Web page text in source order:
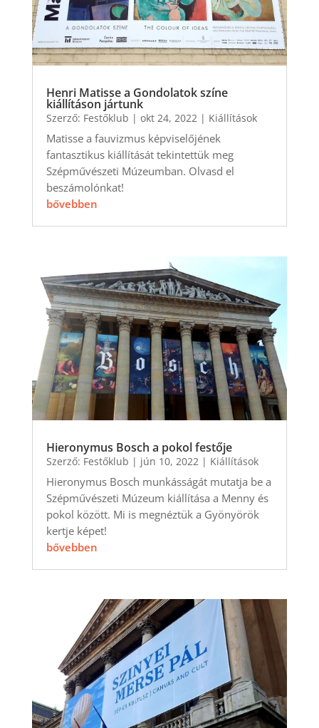
Henri Matisse a Gondolatok színe
kiállításon jártunk
Szerző: Festőklub | okt 24, 2022| Kiállítások
Matisse a fauvizmus képviselőjének
fantasztikus kiállítását tekintettük meg
Szépművészeti Múzeumban. Olvasd el
beszámolónkat!
bővebben
Hieronymus Bosch a pokol festője
Szerző: Festőklub | jún 10, 2022| Kiállítások
Hieronymus Bosch munkásságát mutatja be a
Szépművészeti Múzeum kiállítása a Menny és
pokol között. Mi is megnéztük a Gyönyörök
kertje képet!
bővebben